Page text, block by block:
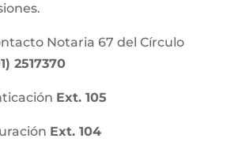
Notaria 67 del Círculo
2517370
Ext. 105
Ext. 104